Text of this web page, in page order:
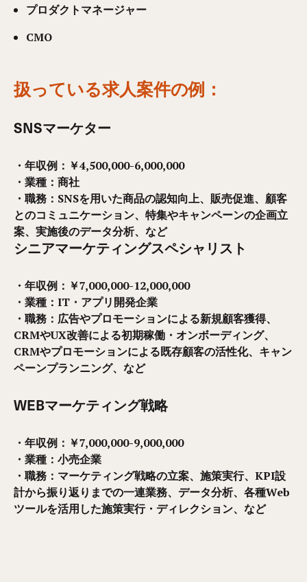
プロダクトマネージャー
CMO
扱っている求人案件の例 ：
SNSマーケター
・年収例： ￥4,500,000-6,000,000
・業種：商社
・職務： SNSを用いた商品の認知向上、販売促進、顧客
とのコミュニケーション、特集やキャンペーンの企画立
案、実施後のデータ分析、など
シニアマーケティングスペシャリスト
・年収例： ￥7,000,000-12,000,000
・業種：IT・アプリ開発企業
・職務： 広告やプロモーションによる新規顧客獲得、
CRMやUX改善による初期稼働・オンボーディング、
CRMやプロモーションによる既存顧客の活性化、キャン
ペーンプランニング、など
WEBマーケティング戦略
・年収例：￥7,000,000-9,000,000
・業種：小売企業
・職務：マーケティング戦略の立案、施策実行、KPI設
計から振り返りまでの一連業務、データ分析、各種Web
ツールを活用した施策実行・ディレクション、など